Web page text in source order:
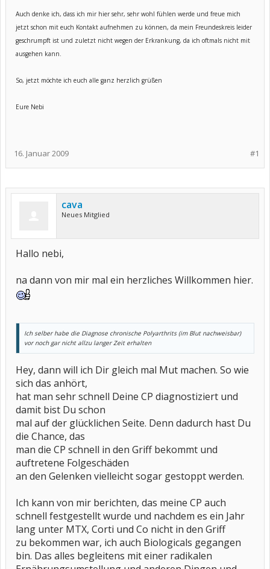
Auch denke ich, dass ich mir hier sehr, sehr wohl fühlen werde und freue mich
jetzt schon mit euch Kontakt aufnehmen zu können, da mein Freundeskreis leider
geschrumpft ist und zuletzt nicht wegen der Erkrankung, da ich oftmals nicht mit
ausgehen kann.
So, jetzt möchte ich euch alle ganz herzlich grüßen
Eure Nebi
#1
16. Januar 2009
cava
Neues Mitglied
Hallo nebi,
na dann von mir mal ein herzliches Willkommen hier.
Ich selber habe die Diagnose chronische Polyarthrits (im Blut nachweisbar)
vor noch gar nicht allzu langer Zeit erhalten
Hey, dann will ich Dir gleich mal Mut machen. So wie
sich das anhört,
hat man sehr schnell Deine CP diagnostiziert und
damit bist Du schon
mal auf der glücklichen Seite. Denn dadurch hast Du
die Chance, das
man die CP schnell in den Griff bekommt und
auftretene Folgeschäden
an den Gelenken vielleicht sogar gestoppt werden.
Ich kann von mir berichten, das meine CP auch
schnell festgestellt wurde und nachdem es ein Jahr
lang unter MTX, Corti und Co nicht in den Griff
zu bekommen war, ich auch Biologicals gegangen
bin. Das alles begleitens mit einer radikalen